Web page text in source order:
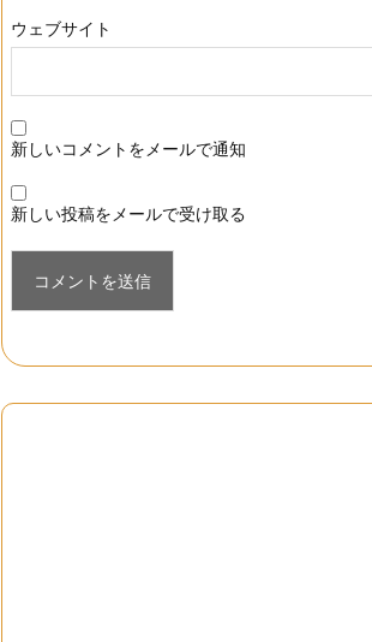
ウェブサイト
新しいコメントをメールで通知
新しい投稿をメールで受け取る